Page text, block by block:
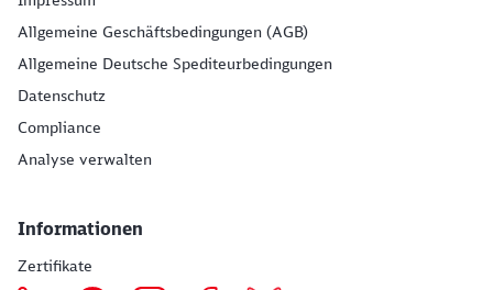
Allgemeine Geschäftsbedingungen (AGB)
Allgemeine Deutsche Spediteurbedingungen
Datenschutz
Compliance
Analyse verwalten
Informationen
Zertifikate